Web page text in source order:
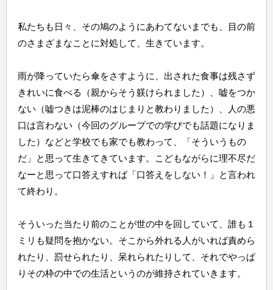
私たちも日々、その鳩のようにあわてないまでも、目の前
のさまざまなことに対処して、生きています。
雨が降っていたら傘をさすように、出された食事は残さず
きれいに食べる（親からそう躾けられました）、嘘をつか
ない（嘘つきは泥棒のはじまりと教わりました）、人の悪
口は言わない（今回のグループでの学びでも話題になりま
した）などと学校でも家でも教わって、「そういうもの
だ」と思って生きてきています。こどもながらに理不尽だ
なーと思って口答えすれば「口答えをしない！」と言われ
て終わり。
そういった当たり前のことが世の中を回していて、誰も１
ミリも疑問を抱かない。そこから外れる人がいれば責めら
れたり、罰せられたり、呆れられたりして、それでやっぱ
りその枠の中での生活というのが維持されていきます。